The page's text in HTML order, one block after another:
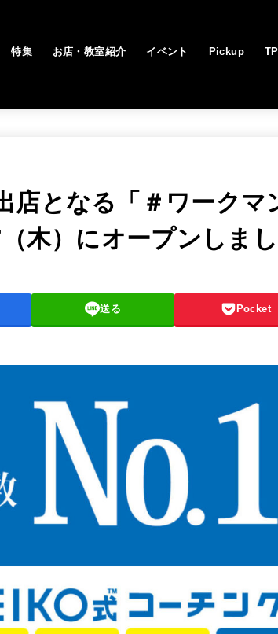
特集 お店・教室紹介 イベント Pickup
店となる「＃ワークマ
木）にオープンしまし
送る Pocket